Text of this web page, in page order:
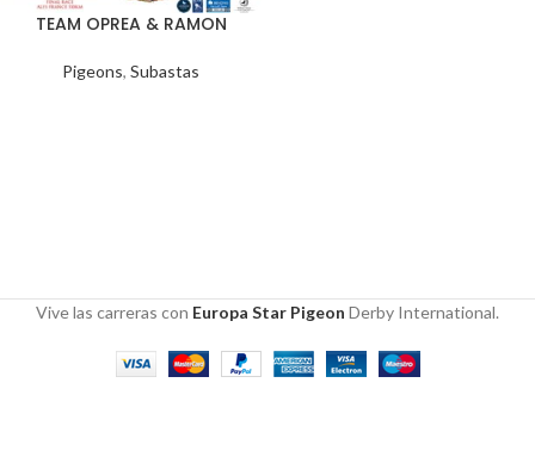
TEAM OPREA & RAMON
Pigeons, Subastas
Vive las carreras con Europa Star Pigeon Derby International.